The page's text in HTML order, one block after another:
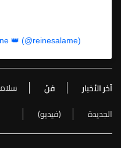
👑 (@reinesalame)
آخر الأخبار فنّ
الجديدة
(فيديو)